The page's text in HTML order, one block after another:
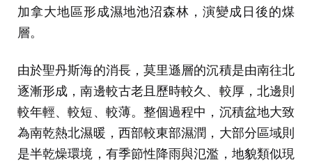
加拿大地區形成濕地池沼森林，演變成日後的煤
層。
由於聖丹斯海的消長，莫里遜層的沉積是由南往北
逐漸形成，南邊較古老且歷時較久、較厚，北邊則
較年輕、較短、較薄。整個過程中，沉積盆地大致
為南乾熱北濕暖，西部較東部濕潤，大部分區域則
是半乾燥環境，有季節性降雨與氾濫，地貌類似現